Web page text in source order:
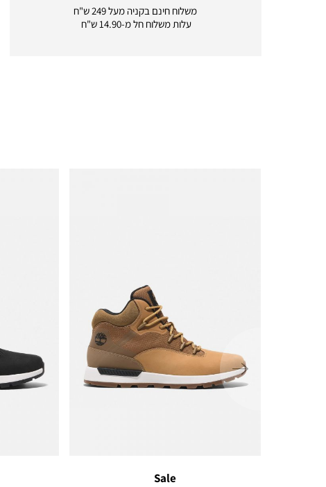
free
delivery
|
משלוח חינם בקניה מעל 249 ש"ח
עלות משלוח חל מ-14.90 ש"ח
ימינה
Sale